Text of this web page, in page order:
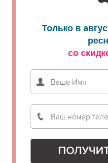
Только в
со